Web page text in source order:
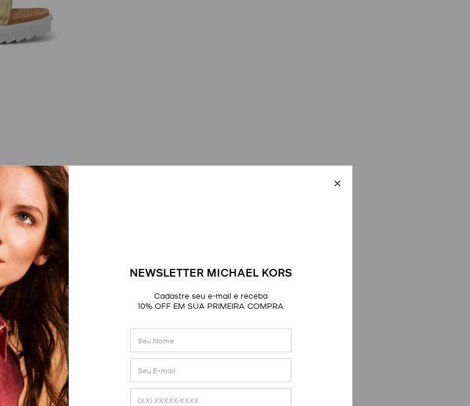
NEWSLETTER MICHAEL KORS
Cadastre seu e-mail e receba
10% OFF EM SUA PRIMEIRA COMPRA